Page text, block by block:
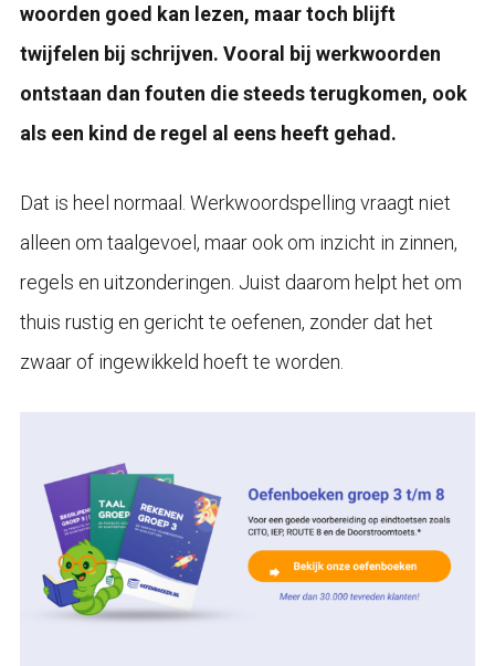
woorden goed kan lezen, maar toch blijft
twijfelen bij schrijven. Vooral bij werkwoorden
ontstaan dan fouten die steeds terugkomen, ook
als een kind de regel al eens heeft gehad.
Dat is heel normaal. Werkwoordspelling vraagt niet
alleen om taalgevoel, maar ook om inzicht in zinnen,
regels en uitzonderingen. Juist daarom helpt het om
thuis rustig en gericht te oefenen, zonder dat het
zwaar of ingewikkeld hoeft te worden.